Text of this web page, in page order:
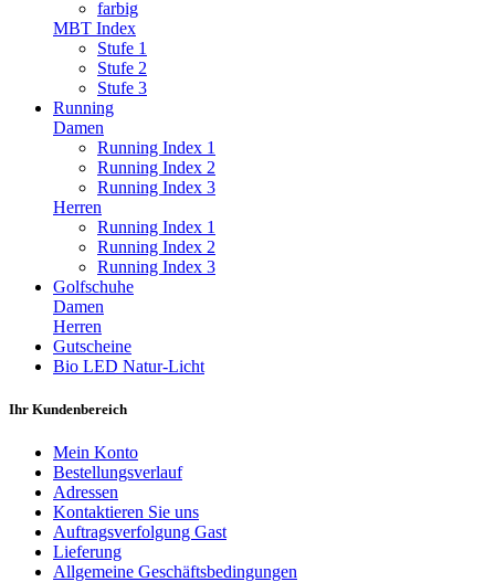
farbig
MBT Index
Stufe 1
Stufe 2
Stufe 3
Running
Damen
Running Index 1
Running Index 2
Running Index 3
Herren
Running Index 1
Running Index 2
Running Index 3
Golfschuhe
Damen
Herren
Gutscheine
Bio LED Natur-Licht
Ihr Kundenbereich
Mein Konto
Bestellungsverlauf
Adressen
Kontaktieren Sie uns
Auftragsverfolgung Gast
Lieferung
Allgemeine Geschäftsbedingungen